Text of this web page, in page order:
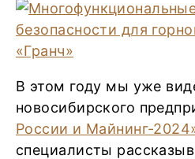
В этом году мы уже
новосибирского
России и Майнинг-
специалисты